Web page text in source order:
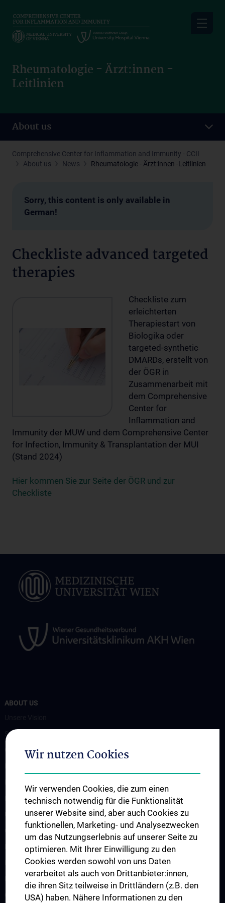
main
content
Rheumatologie - Ärzt:innen -
Leitlinien
About us
Comprehensive Center for Inflammation and Immunity - CCII
About us
News Rheumatologie - Ärzt:innen -Leitlinien
Sorry, this content is only available in
German!
Checkliste advanced targeted
therapies
Checkliste zum
erleichterten
Therapiestart von
Biologika oder
targeted-synthetic
DMARDs, erstellt von
der ÖGR in
Zusammenarbeit mit
dem Comprehensive
Center for
Inflammation and
Immunity der MUW und dem Comprehensive Center
for Infection, Immunity & Transplantation der MUI
(Stand 2024)
Hier kommen Sie zur Seite der ÖGR und zur
Checkliste
ABOUT US
Spenden. Forschen. Heilen.
Organigramm
Flagship Projekte
Unsere Partnerinstitutionen
CCII-Jahresberichte
Events
Contact
Wir nutzen Cookies
Wir verwenden Cookies, die zum einen
technisch notwendig für die Funktionalität
unserer Website sind, aber auch Cookies zu
funktionellen, Marketing- und Analysezwecken
um das Nutzungserlebnis auf unserer Seite zu
optimieren. Mit Ihrer Einwilligung zu den
Cookies werden sowohl von uns Daten
verarbeitet als auch von Drittanbieter:innen,
die ihren Sitz teilweise in Drittländern (z.B. den
USA) haben. Nähere Informationen zu den